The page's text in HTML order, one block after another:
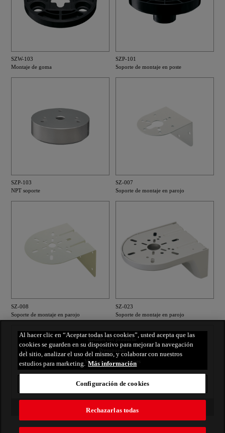
SZW-103
Montaje de goma
SZP-101
Soporte de montaje en poste
SZP-103
NPT soporte
SZ-007
Soporte de montaje en parojo
SZ-008
Soporte de montaje en parojo
SZ-023
Soporte de montaje en parojo
Manual de instrucciones
impresión
volver al índice
Al hacer clic en “Aceptar todas las cookies”, usted acepta que las
cookies se guarden en su dispositivo para mejorar la navegación
del sitio, analizar el uso del mismo, y colaborar con nuestros
estudios para marketing.
Más información
Configuración de cookies
Rechazarlas todas